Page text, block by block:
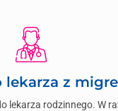
lekarza z
lekarza rodzinnego. W